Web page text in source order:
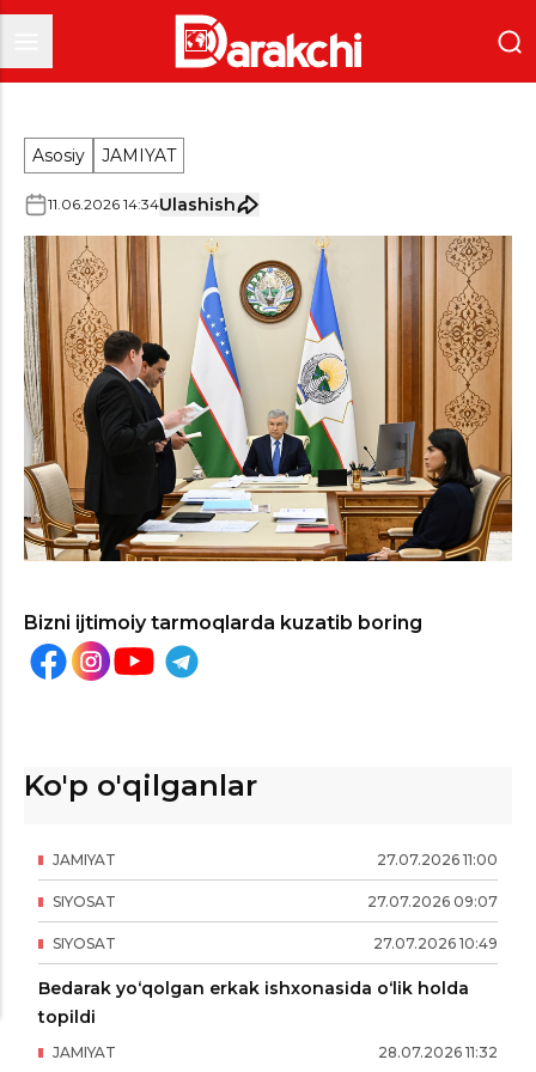
Asosiy JAMIYAT
11.06.2026 14:34Ulashish
Bizni ijtimoiy tarmoqlarda kuzatib boring
Ko'p o'qilganlar
27.07.2026 11:00
JAMIYAT
27.07.2026 09:07
SIYOSAT
27.07.2026 10:49
SIYOSAT
Bedarak yo‘qolgan erkak ishxonasida o‘lik holda
topildi
28.07.2026 11:32
JAMIYAT